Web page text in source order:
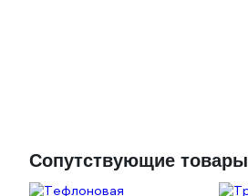
Сопутствующие товары